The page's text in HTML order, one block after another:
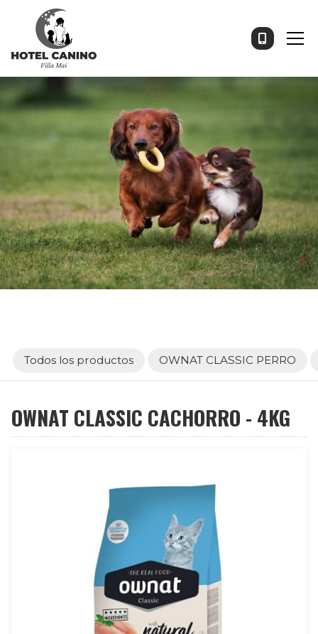
Todos los productos OWNAT CLASSIC PERRO
OWNAT CLASSIC CACHORRO - 4KG